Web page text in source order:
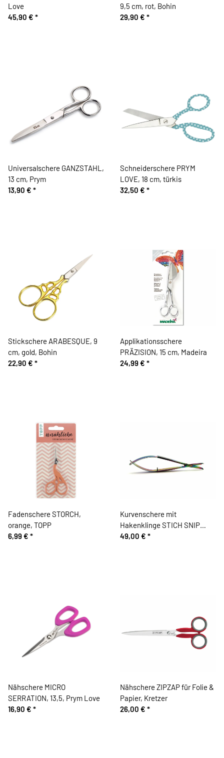
Love
45,90 € *
9,5 cm, rot, Bohin
29,90 € *
Universalschere GANZSTAHL,
13 cm, Prym
13,90 € *
Schneiderschere PRYM
LOVE, 18 cm, türkis
32,50 € *
Stickschere ARABESQUE, 9
cm, gold, Bohin
22,90 € *
Applikationsschere
PRÄZISION, 15 cm, Madeira
24,99 € *
Fadenschere STORCH,
orange, TOPP
6,99 € *
Kurvenschere mit
Hakenklinge STICH SNIP
HOOK BLADE, Tula Pink
49,00 € *
Nähschere MICRO
SERRATION, 13,5, Prym Love
16,90 € *
Nähschere ZIPZAP für Folie &
Papier, Kretzer
26,00 € *